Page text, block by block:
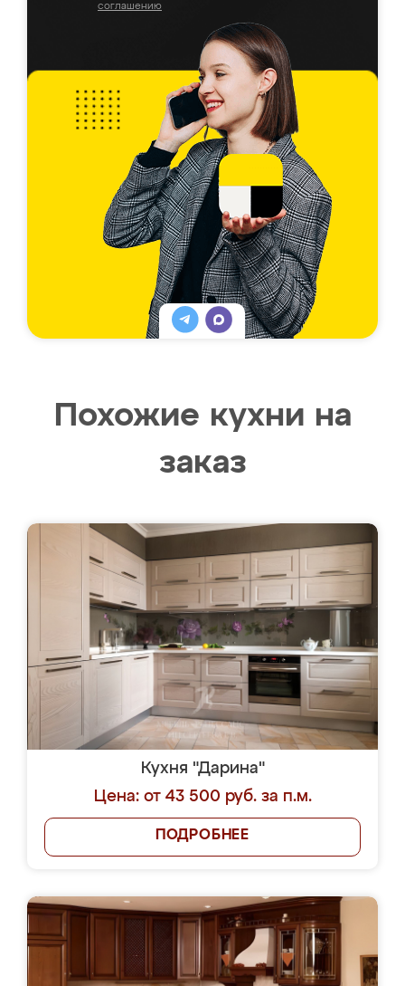
соглашению
Похожие кухни на
заказ
Кухня "Дарина"
Цена: от 43 500 руб. за п.м.
ПОДРОБНЕЕ